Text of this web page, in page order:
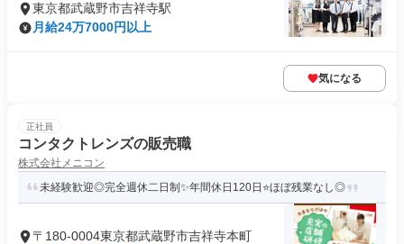
東京都武蔵野市吉祥寺駅
月給24万7000円以上
気になる
正社員
コンタクトレンズの販売職
株式会社メニコン
未経験歓迎◎完全週休二日制✨年間休日120日⭐ほぼ残業なし◎
〒180-0004東京都武蔵野市吉祥寺本町